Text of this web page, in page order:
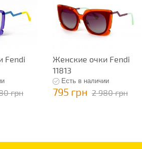
Fendi
грн
Женские очки Fendi
11813
Есть в наличии
795 грн 2 980 грн